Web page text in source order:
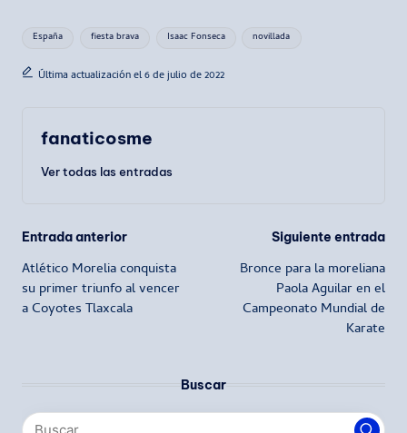
Etiquetas:
España fiesta brava Isaac Fonseca novillada
Última actualización el 6 de julio de 2022
fanaticosme
Ver todas las entradas
Navegación
de
entradas
Entrada anterior
Atlético Morelia conquista
su primer triunfo al vencer
a Coyotes Tlaxcala
Siguiente entrada
Bronce para la moreliana
Paola Aguilar en el
Campeonato Mundial de
Karate
Buscar